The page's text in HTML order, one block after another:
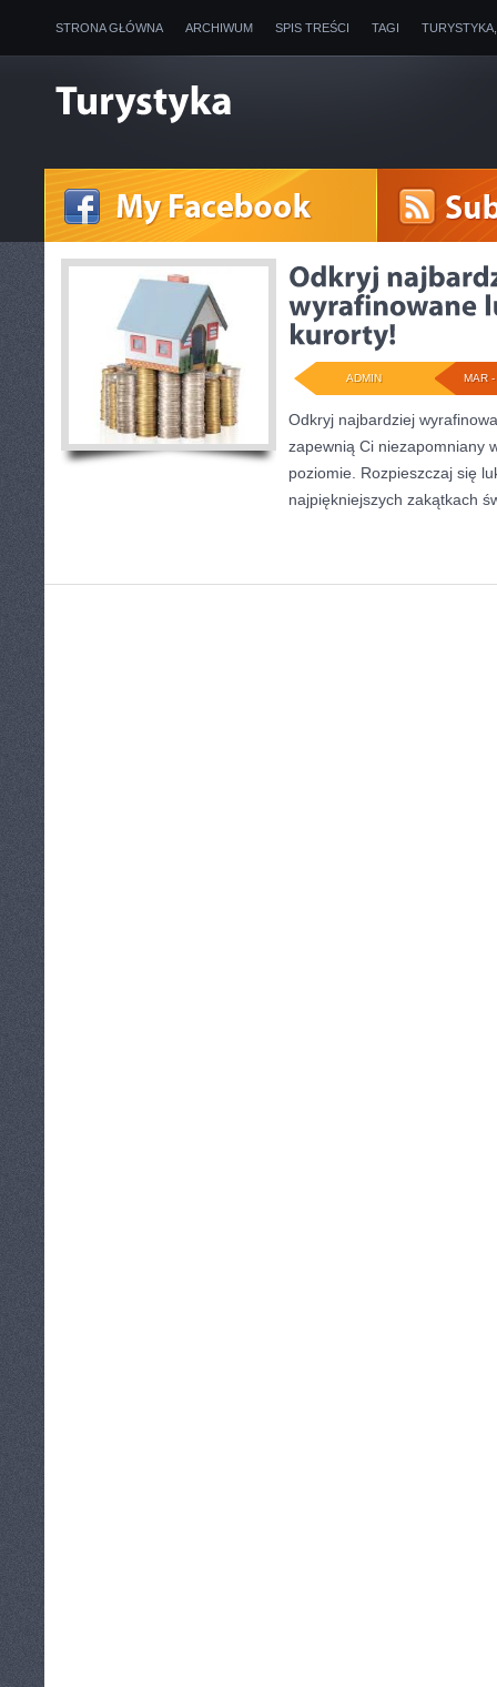
STRONA GŁÓWNA ARCHIWUM SPIS TREŚCI TAGI
MAR
ADMIN
Odkryj najbardziej
zapewnią Ci niezapomniany
poziomie. Rozpieszczaj się
najpiękniejszych zakątkach